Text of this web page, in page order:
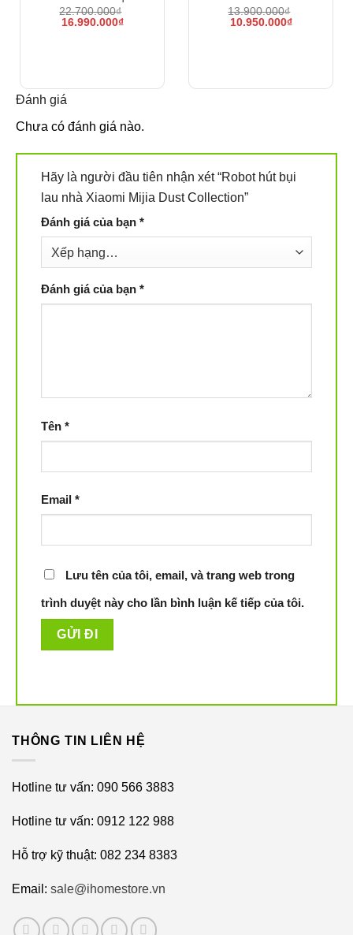
22.700.000₫
Giá
16.990.000₫Giá
13.900.000₫
Giá
10.950.000₫Giá
Đánh giá
Chưa có đánh giá nào.
Hãy là người đầu tiên nhận xét “Robot hút bụi
lau nhà Xiaomi Mijia Dust Collection”
Đánh giá của bạn *
Đánh giá của bạn *
Tên *
Email *
Lưu tên của tôi, email, và trang web trong
trình duyệt này cho lần bình luận kế tiếp của tôi.
THÔNG TIN LIÊN HỆ
Hotline tư vấn: 090 566 3883
Hotline tư vấn: 0912 122 988
Hỗ trợ kỹ thuật: 082 234 8383
Email: sale@ihomestore.vn